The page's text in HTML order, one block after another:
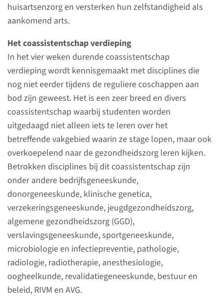
huisartsenzorg en versterken hun zelfstandigheid als
aankomend arts.
Het coassistentschap verdieping
In het vier weken durende coassistentschap
verdieping wordt kennisgemaakt met disciplines die
nog niet eerder tijdens de reguliere coschappen aan
bod zijn geweest. Het is een zeer breed en divers
coassistentschap waarbij studenten worden
uitgedaagd niet alleen iets te leren over het
betreffende vakgebied waarin ze stage lopen, maar ook
overkoepelend naar de gezondheidszorg leren kijken.
Betrokken disciplines bij dit coassistentschap zijn
onder andere bedrijfsgeneeskunde,
donorgeneeskunde, klinische genetica,
verzekeringsgeneeskunde, jeugdgezondheidszorg,
algemene gezondheidszorg (GGD),
verslavingsgeneeskunde, sportgeneeskunde,
microbiologie en infectiepreventie, pathologie,
radiologie, radiotherapie, anesthesiologie,
oogheelkunde, revalidatiegeneeskunde, bestuur en
beleid, RIVM en AVG.
Ons onderwijs
De afdeling
Eerstelijnsgeneeskunde is
intensief betrokken bij het
ontwikkelen en geven van
onderwijs aan studenten in de
basisopleiding van
geneeskunde en BMW. In ons
onderwijs leggen wij het accent
op persoonsgerichte zorg,
context en vaardigheden uit
onze kerndisciplines. Daarbij is
de praktijk altijd het
uitgangspunt: onze docenten
zijn zelf altijd praktiserend arts